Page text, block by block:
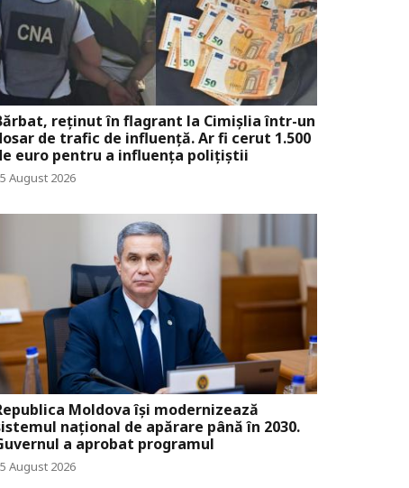
reținut în flagrant la Cimișlia într-un
de trafic de influență. Ar fi cerut 1.500
euro pentru a influența polițiștii
August 2026
Moldova își modernizează
național de apărare până în 2030.
a aprobat programul
August 2026